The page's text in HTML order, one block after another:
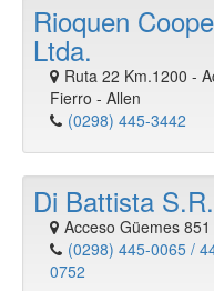
Rioquen
Ltda.
Ruta 22 Km.1200 -
Fierro - Allen
(0298) 445-3442
Di Battista
Acceso Güemes 851
(0298) 445-0065 /
0752